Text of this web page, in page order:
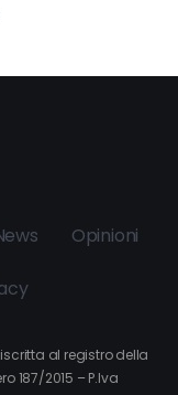
Opinioni
al registro della
187/2015 – P.Iva